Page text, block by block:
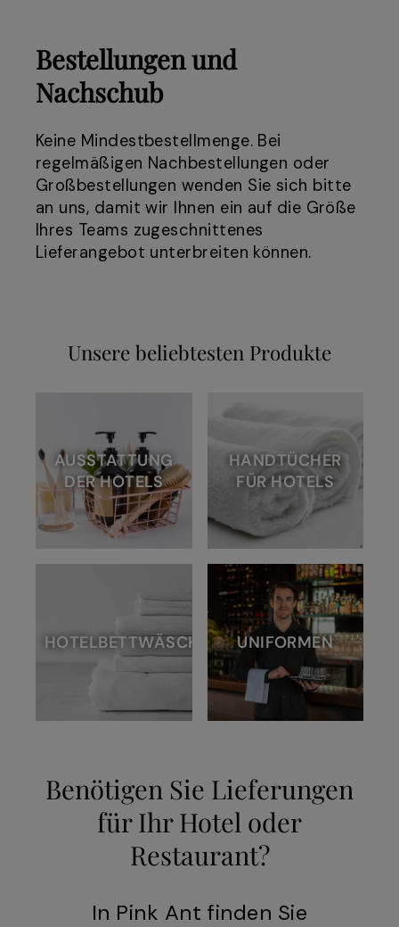
Bestellungen und
Nachschub
Keine Mindestbestellmenge. Bei
regelmäßigen Nachbestellungen oder
Großbestellungen wenden Sie sich bitte
an uns, damit wir Ihnen ein auf die Größe
Ihres Teams zugeschnittenes
Lieferangebot unterbreiten können.
Unsere beliebtesten Produkte
AUSSTATTUNG
DER HOTELS
HANDTÜCHER
FÜR HOTELS
HOTELBETTWÄSCHE UNIFORMEN
Benötigen Sie Lieferungen
für Ihr Hotel oder
Restaurant?
In Pink Ant finden Sie